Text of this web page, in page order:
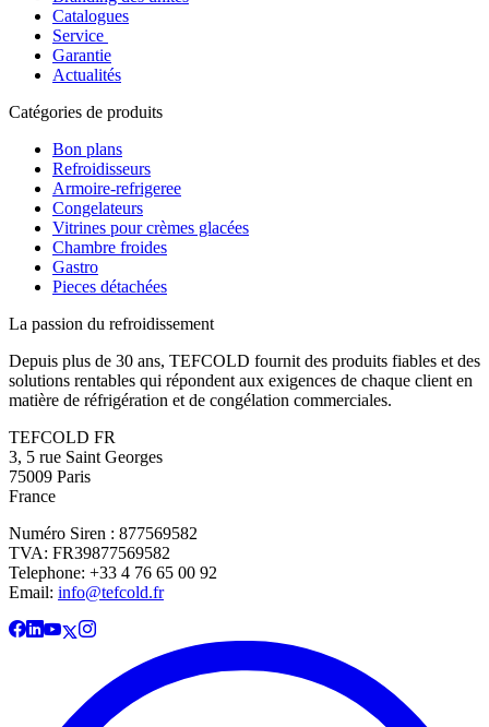
Catalogues
Service
Garantie
Actualités
Catégories de produits
Bon plans
Refroidisseurs
Armoire-refrigeree
Congelateurs
Vitrines pour crèmes glacées
Chambre froides
Gastro
Pieces détachées
La passion du refroidissement
Depuis plus de 30 ans, TEFCOLD fournit des produits fiables et des
solutions rentables qui répondent aux exigences de chaque client en
matière de réfrigération et de congélation commerciales.
TEFCOLD FR
3, 5 rue Saint Georges
75009 Paris
France
Numéro Siren : 877569582
TVA: FR39877569582
Telephone: +33 4 76 65 00 92
Email: info@tefcold.fr